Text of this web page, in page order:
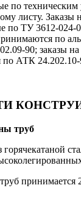
по техническим
листу. Заказы
по ТУ 3612-024-
по
90; заказы на
по АТК 24.202.10-
труб
принимается